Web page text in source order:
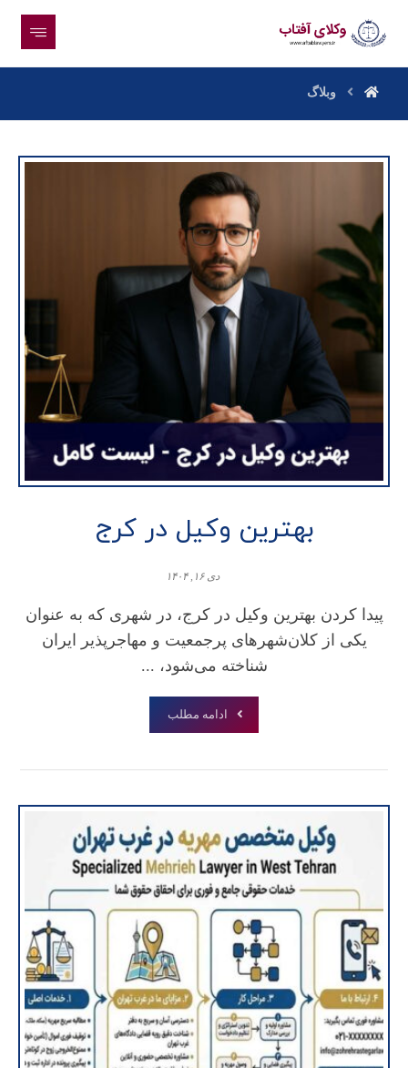
وبلاگ
بهترین وکیل در کرج
دی ۱۶, ۱۴۰۴
پیدا کردن بهترین وکیل در کرج، در شهری که به عنوان
یکی از کلان‌شهرهای پرجمعیت و مهاجرپذیر ایران
شناخته می‌شود، ...
ادامه مطلب